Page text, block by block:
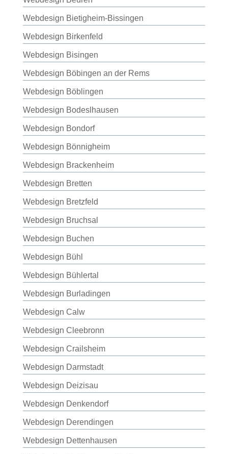
Webdesign Bietigheim-Bissingen
Webdesign Birkenfeld
Webdesign Bisingen
Webdesign Böbingen an der Rems
Webdesign Böblingen
Webdesign Bodeslhausen
Webdesign Bondorf
Webdesign Bönnigheim
Webdesign Brackenheim
Webdesign Bretten
Webdesign Bretzfeld
Webdesign Bruchsal
Webdesign Buchen
Webdesign Bühl
Webdesign Bühlertal
Webdesign Burladingen
Webdesign Calw
Webdesign Cleebronn
Webdesign Crailsheim
Webdesign Darmstadt
Webdesign Deizisau
Webdesign Denkendorf
Webdesign Derendingen
Webdesign Dettenhausen